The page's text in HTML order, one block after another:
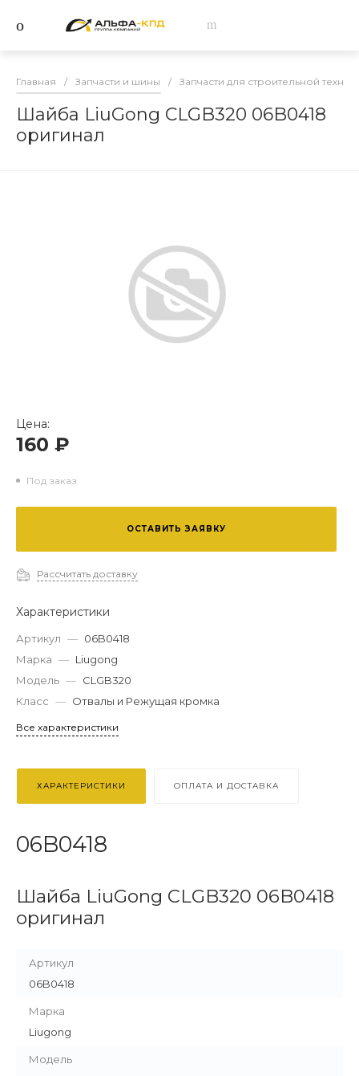
Главная / Запчасти и шины / Запчасти для строительной
Шайба LiuGong CLGB320 06B0418
оригинал
Цена:
160 ₽
Под заказ
ОСТАВИТЬ ЗАЯВКУ
Рассчитать доставку
Характеристики
Артикул — 06B0418
Марка — Liugong
Модель — CLGB320
Класс — Отвалы и Режущая кромка
Все характеристики
ХАРАКТЕРИСТИКИ ОПЛАТА И ДОСТАВКА
06B0418
Шайба LiuGong CLGB320 06B0418
оригинал
Артикул
06B0418
Марка
Liugong
Модель